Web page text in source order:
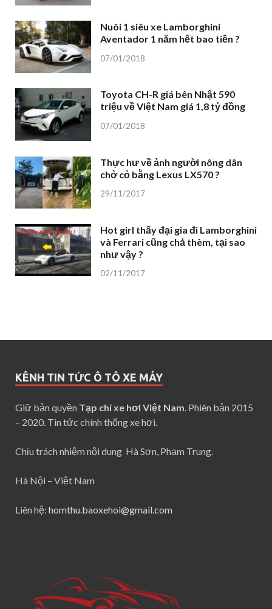
Nuôi 1 siêu xe Lamborghini
Aventador 1 năm hết bao tiền ?
07/01/2018
Toyota CH-R giá bên Nhật 590
triệu về Việt Nam giá 1,8 tỷ đồng
07/01/2018
Thực hư về ảnh người nông dân
chở cỏ bằng Lexus LX570 ?
29/11/2017
Hot girl thấy đại gia đi Lamborghini
và Ferrari cũng chả thèm, tại sao
như vậy ?
02/11/2017
KÊNH TIN TỨC Ô TÔ XE MÁY
Giữ bản quyền Tạp chí xe hơi Việt Nam. Phiên bản 2015
– 2020. Tin tức chính thống xe hơi.
Chịu trách nhiệm nội dung Hà Sơn, Phạm Trung.
Hà Nội – Việt Nam
Liên hệ: homthu.baoxehoi@gmail.com